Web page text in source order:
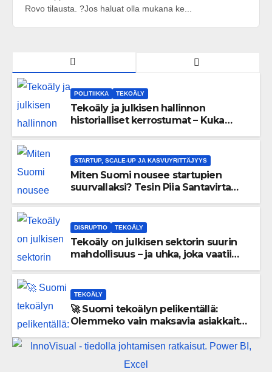
Rovo tilausta. ?Jos haluat olla mukana ke...
POLITIIKKA TEKOÄLY
Tekoäly ja julkisen hallinnon
historialliset kerrostumat – Kuka
STARTUP, SCALE-UP JA KASVUYRITTÄJYYS
Miten Suomi nousee startupien
suurvallaksi? Tesin Piia Santavirta
DISRUPTIO TEKOÄLY
Tekoäly on julkisen sektorin suurin
mahdollisuus – ja uhka, joka vaatii
TEKOÄLY
🚀 Suomi tekoälyn pelikentällä:
Olemmeko vain maksavia asiakkaita
gigatehtaan?